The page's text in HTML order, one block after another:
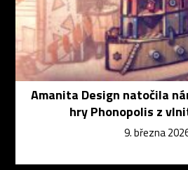
Amanita Design natočila
hry Phonopolis z
9. března